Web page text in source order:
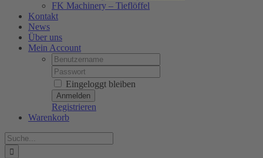
FK Machinery – Tieflöffel
Kontakt
News
Über uns
Mein Account
Username:
Password:
Eingeloggt bleiben
Registrieren
Warenkorb
Suche
nach: